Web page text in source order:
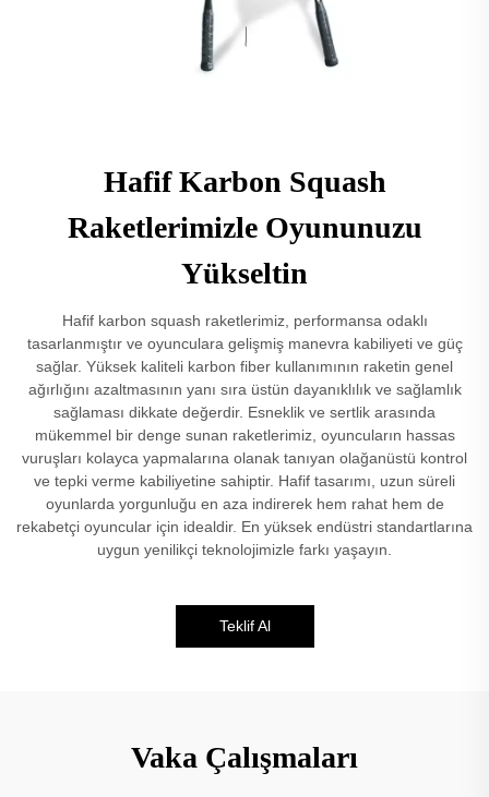
Hafif Karbon Squash
Raketlerimizle Oyununuzu
Yükseltin
Hafif karbon squash raketlerimiz, performansa odaklı
tasarlanmıştır ve oyunculara gelişmiş manevra kabiliyeti ve güç
sağlar. Yüksek kaliteli karbon fiber kullanımının raketin genel
ağırlığını azaltmasının yanı sıra üstün dayanıklılık ve sağlamlık
sağlaması dikkate değerdir. Esneklik ve sertlik arasında
mükemmel bir denge sunan raketlerimiz, oyuncuların hassas
vuruşları kolayca yapmalarına olanak tanıyan olağanüstü kontrol
ve tepki verme kabiliyetine sahiptir. Hafif tasarımı, uzun süreli
oyunlarda yorgunluğu en aza indirerek hem rahat hem de
rekabetçi oyuncular için idealdir. En yüksek endüstri standartlarına
uygun yenilikçi teknolojimizle farkı yaşayın.
Teklif Al
Vaka Çalışmaları